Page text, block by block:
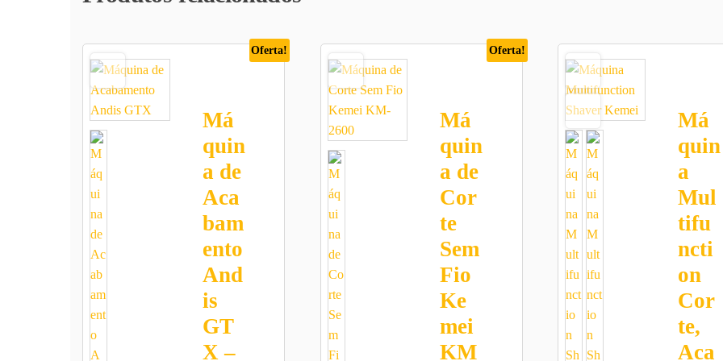
Má
quin
a de
Aca
bam
ento
And
is
GT
X –
Oferta!
Má
quin
a de
Cor
te
Sem
Fio
Ke
mei
KM
Oferta!
Má
quin
a
Mul
tifu
ncti
on
Cor
te,
Aca